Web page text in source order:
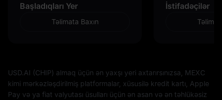
Başladıqları Yer
Təlimata Baxın
İstifadəçilər
USD.AI (CHIP) almaq üçün ən yaxşı yeri axtarırsınızsa, MEXC
kimi mərkəzləşdirilmiş platformalar, xüsusilə kredit kartı, Apple
Pay və ya fiat valyutası üsulları üçün ən asan və ən təhlükəsiz